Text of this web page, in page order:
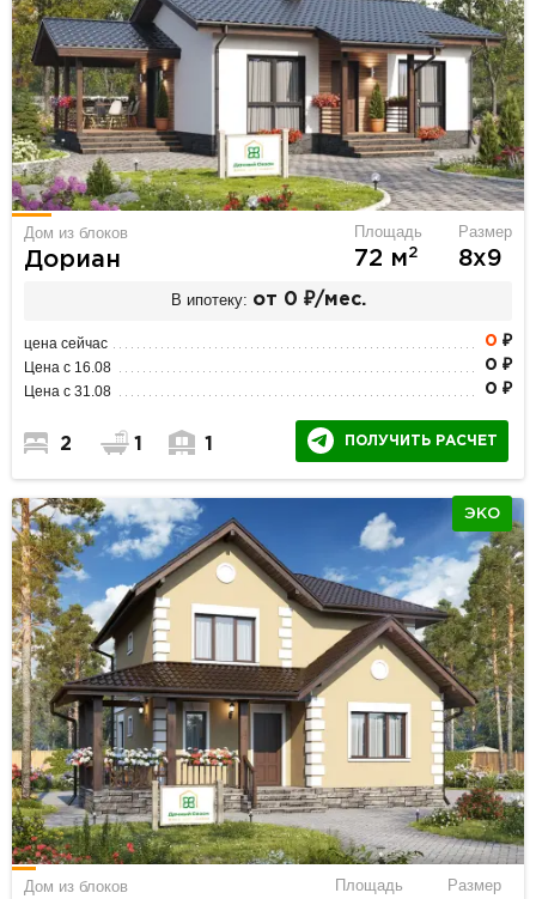
Дом из блоков
Дориан
Площадь
72 м2
Размер
8х9
В ипотеку: от 0 ₽/мес.
цена сейчас 0 ₽
Цена с 16.08 0 ₽
Цена с 31.08 0 ₽
2 1 1 ПОЛУЧИТЬ РАСЧЕТ
ЭКО
Дом из блоков Площадь Размер